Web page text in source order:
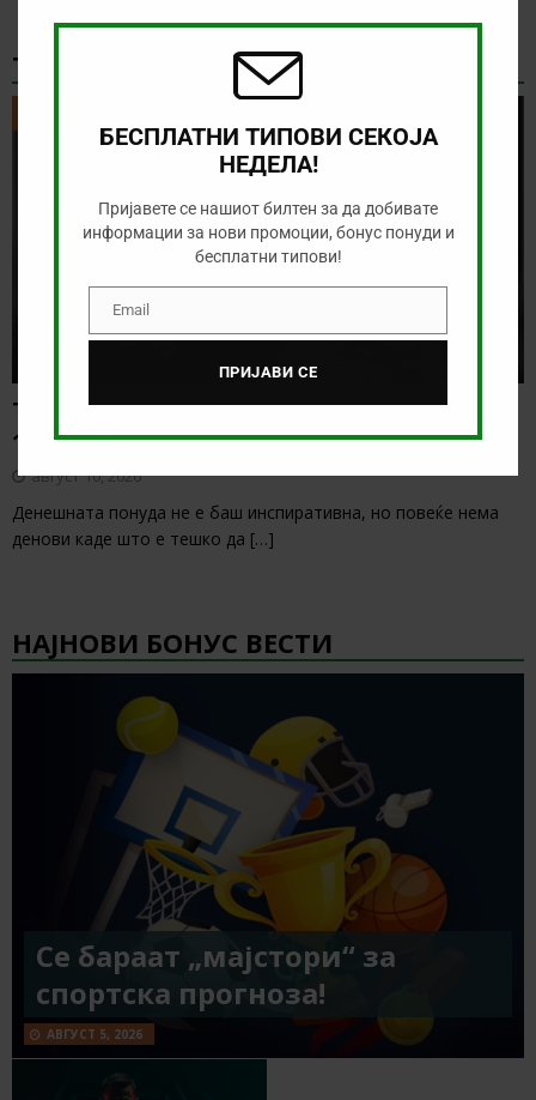
ТИКЕТ НА ДЕНОТ
Тикет на денот (понеделник,
10.08.2026)
август 10, 2026
Денешната понуда не е баш инспиративна, но повеќе нема
денови каде што е тешко да […]
НАЈНОВИ БОНУС ВЕСТИ
Се бараат „мајстори“ за
спортска прогноза!
АВГУСТ 5, 2026
БЕСПЛАТНИ ТИПОВИ СЕКОЈА
НЕДЕЛА!
Пријавете се нашиот билтен за да добивате
информации за нови промоции, бонус понуди и
бесплатни типови!
EmailEmail
ПРИЈАВИ СЕ